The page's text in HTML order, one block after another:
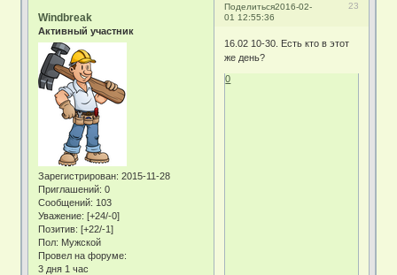
Поделиться 23
2016-02-
01 12:55:36
Windbreak
Активный участник
Зарегистрирован: 2015-11-28
Приглашений: 0
Сообщений: 103
Уважение: [+24/-0]
Позитив: [+22/-1]
Пол: Мужской
Провел на форуме:
3 дня 1 час
16.02 10-30. Есть кто в этот
же день?
0